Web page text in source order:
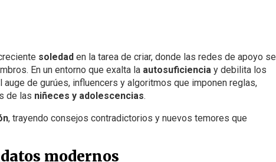
soledad en la tarea de criar, donde las redes de apoyo se
En un entorno que exalta la autosuficiencia y debilita los
de gurúes, influencers y algoritmos que imponen reglas,
de las niñeces y adolescencias.
, trayendo consejos contradictorios y nuevos temores que
modernos